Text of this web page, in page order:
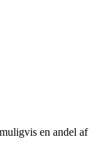
en andel af